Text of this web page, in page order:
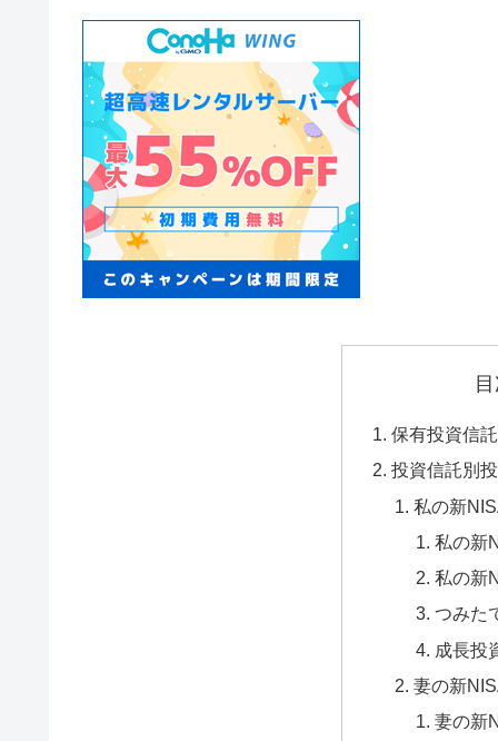
保有投資信
投資信託別
私の新
私の新
私の新
つみた
成長投
妻の新
妻の新